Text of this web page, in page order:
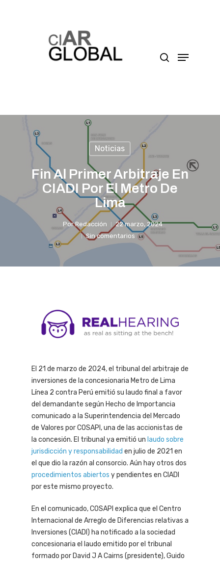
Presione enter para buscar o ESC para cerrar
Noticias
Fin Al Primer Arbitraje En
CIADI Por El Metro De
Lima
PorRedacción
22 marzo, 2024
Sin comentarios
El 21 de marzo de 2024, el tribunal del arbitraje de
inversiones de la concesionaria Metro de Lima
Línea 2 contra Perú emitió su laudo final a favor
del demandante según Hecho de Importancia
comunicado a la Superintendencia del Mercado
de Valores por COSAPI, una de las accionistas de
la concesión. El tribunal ya emitió un laudo sobre
jurisdicción y responsabilidad en julio de 2021 en
el que dio la razón al consorcio. Aún hay otros dos
procedimientos abiertos y pendientes en CIADI
por este mismo proyecto.
En el comunicado, COSAPI explica que el Centro
Internacional de Arreglo de Diferencias relativas a
Inversiones (CIADI) ha notificado a la sociedad
concesionaria el laudo emitido por el tribunal
formado por David J A Cairns (presidente), Guido